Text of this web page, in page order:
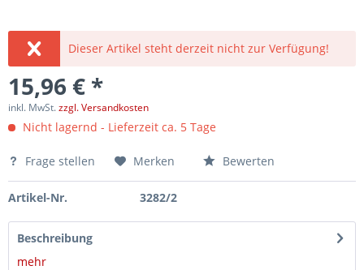
Dieser Artikel steht derzeit nicht zur Verfügung!
15,96 € *
inkl. MwSt.zzgl. Versandkosten
Nicht lagernd - Lieferzeit ca. 5 Tage
Frage stellen Merken Bewerten
Artikel-Nr. 3282/2
Beschreibung
mehr